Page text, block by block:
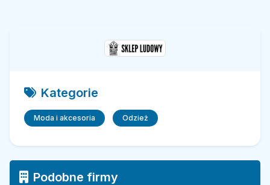
Kategorie
Moda i akcesoria Odzież
Podobne firmy